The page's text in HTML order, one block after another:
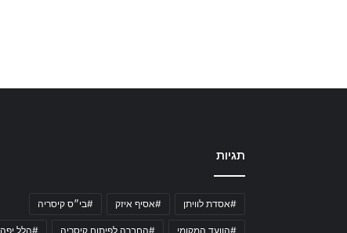
תגיות
#אסדת לוויתן #אסיף איזק #בי״ס קיסריה
#הוועד המקומי #החברה לפיתוח קיסריה #הלל יפה